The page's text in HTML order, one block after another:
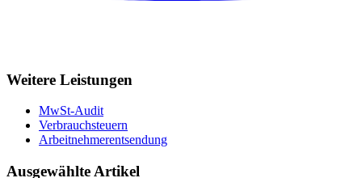
Weitere Leistungen
MwSt-Audit
Verbrauchsteuern
Arbeitnehmerentsendung
Ausgewählte Artikel